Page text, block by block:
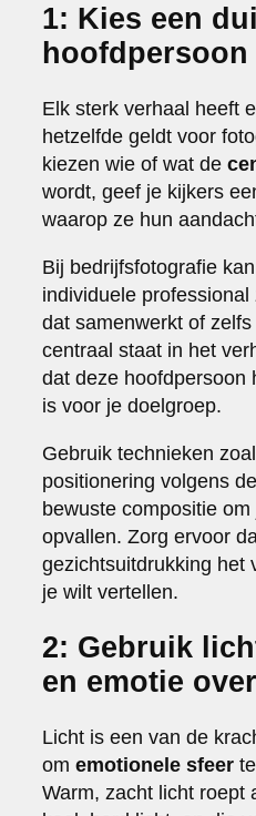
1: Kies een
hoofdpersoon
Elk sterk verhaal heeft
hetzelfde geldt voor
kiezen wie of wat de
wordt, geef je kijkers
waarop ze hun
Bij bedrijfsfotografie
individuele
dat samenwerkt of
centraal staat in het
dat deze hoofdpersoon
is voor je doelgroep.
Gebruik technieken
positionering volgens
bewuste compositie
opvallen. Zorg ervoor
gezichtsuitdrukking het
je wilt vertellen.
2: Gebruik
en emotie
Licht is een van de
omemotionele sfeer
Warm, zacht licht roept